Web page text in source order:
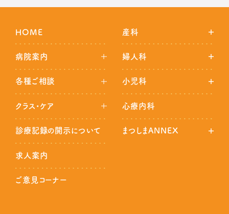
HOME
病院案内
各種ご相談
クラス・ケア
診療記録の開示について
求人案内
ご意見コーナー
産科
婦人科
小児科
心療内科
まつしまANNEX